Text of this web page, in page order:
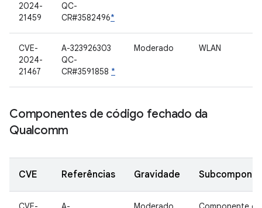
2024-
21459
QC-
CR#3582496*
CVE-
2024-
21467
A-323926303
QC-
CR#3591858 *
Moderado WLAN
Componentes de código fechado da
Qualcomm
CVE Referências Gravidade